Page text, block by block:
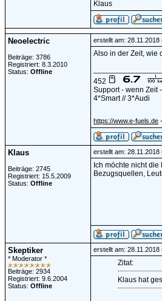
Klaus
Neoelectric
Beiträge: 3786
Registriert: 8.3.2010
Status: Offline
erstellt am: 28.11.2018
Also in der Zeit, wie
452
Support - wenn Zeit
4*Smart // 3*Audi
https://www.e-fuels.de
Klaus
Beiträge: 2745
Registriert: 15.5.2009
Status: Offline
erstellt am: 28.11.2018
Ich möchte nicht
Bezugsquellen,
Skeptiker
* Moderator *
Beiträge: 2934
Registriert: 9.6.2004
Status: Offline
erstellt am: 28.11.2018
Zitat:
Klaus hat